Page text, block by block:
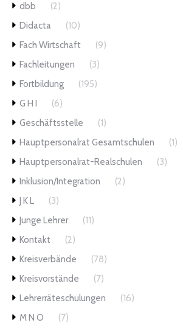
dbb
(2)
Didacta
(10)
Fach Wirtschaft
(9)
Fachleitungen
(3)
Fortbildung
(195)
G H I
(6)
Geschäftsstelle
(1)
Hauptpersonalrat Gesamtschulen
(1)
Hauptpersonalrat-Realschulen
(3)
Inklusion/Integration
(2)
J K L
(3)
Junge Lehrer
(11)
Kontakt
(2)
Kreisverbände
(78)
Kreisvorstände
(7)
Lehrerräteschulungen
(16)
M N O
(7)